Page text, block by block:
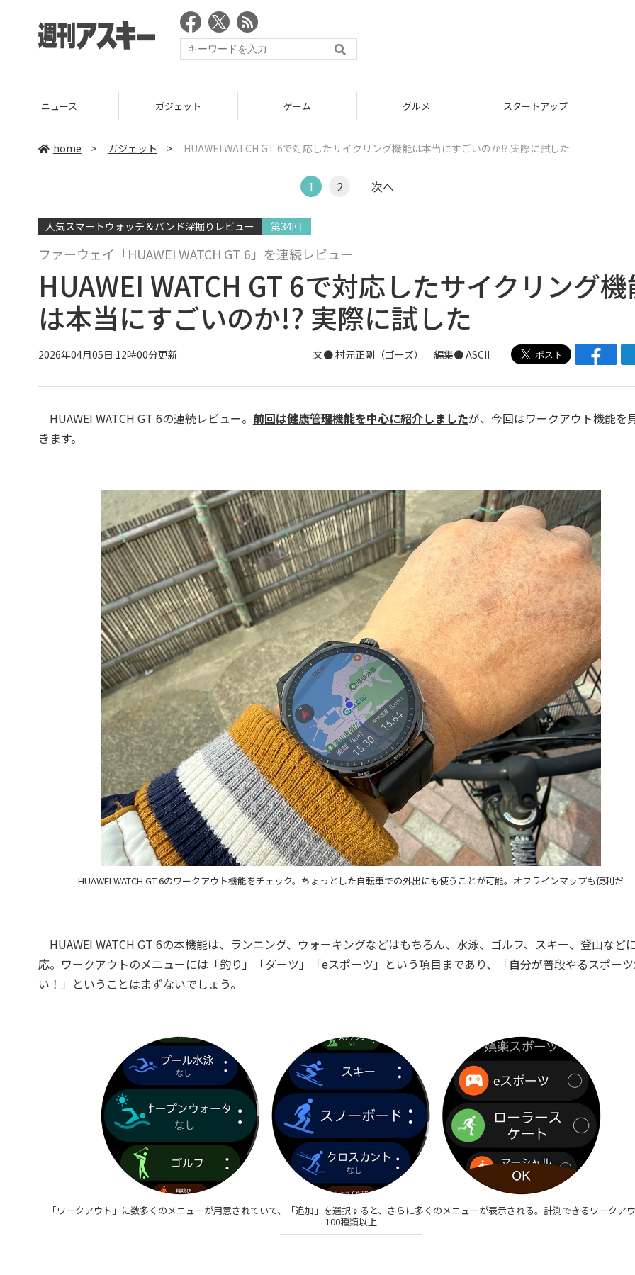
ニュース ガジェット ゲーム グルメ スタートアップ
home > ガジェット > HUAWEI WATCH GT 6で対応したサイクリング機能は本当にすごいのか!? 実際に試した
1 2 次へ
人気スマートウォッチ＆バンド深掘りレビュー 第34回
ファーウェイ「HUAWEI WATCH GT 6」を連続レビュー
HUAWEI WATCH GT 6で対応したサイクリング
は本当にすごいのか!? 実際に試した
2026年04月05日 12時00分更新 文● 村元正剛（ゴーズ） 編集● ASCII
HUAWEI WATCH GT 6の連続レビュー。 前回は健康管理機能を中心に紹介しましたが、今回はワークアウト機能を
きます。
HUAWEI WATCH GT 6のワークアウト機能をチェック。ちょっとした自転車での外出にも使うことが可能。オフラインマップも便利だ
HUAWEI WATCH GT 6の本機能は、ランニング、ウォーキングなどはもちろん、水泳、ゴルフ、スキー、登山など
応。ワークアウトのメニューには「釣り」「ダーツ」「eスポーツ」という項目まであり、「自分が普段やるスポー
い！」ということはまずないでしょう。
「ワークアウト」に数多くのメニューが用意されていて、「追加」を選択すると、さらに多くのメニューが表示される。計測できるワークア
100種類以上